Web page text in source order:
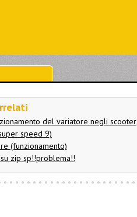
del variatore negli scooter
speed 9)
(funzionamento)
zip sp!!problema!!